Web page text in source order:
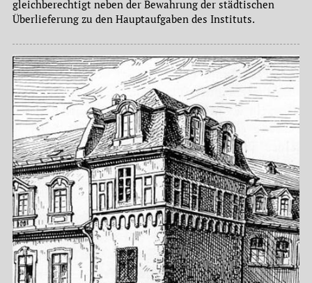
gleichberechtigt neben der Bewahrung der städtischen
Überlieferung zu den Hauptaufgaben des Instituts.